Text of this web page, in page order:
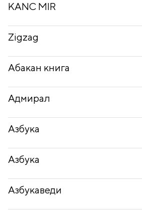
KANC MIR
Zigzag
Абакан книга
Адмирал
Азбука
Азбука
Азбукаведи